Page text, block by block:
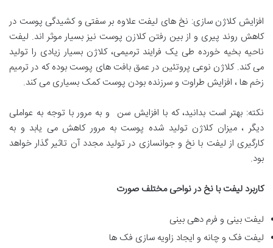
افزایش کلاژن سازی: نخ های لیفت علاوه بر سفتی و کشیدگی پوست در
کاهش روند پیری و از بین رفتن کلازن پوست نیز بسیار موثر اند. لیفت
ناحیه بخیه خورده طی یک فرایند ترمیمی، کلاژن بسیار زیادی را تولید
می کند. کلاژن نوعی پروتئین در عمق بافت های پوست بوده که در ترمیم
زخم ها ، افزایش طراوت و سرزنده بودن پوست کمک بسیاری می کند.
نکته: بهتر است بدانید، که با افزایش سن و به مرور با توجه به عواملی
دیگر ، میزان کلاژن تولید شده پوست به مرور کاهش می یابد و به
کارگیری از لیفت با نخ و جوانسازی در تولید مجدد آن تاثیر گذار خواهد
بود.
کاربرد لیفت با نخ در نواحی مختلف صورت
لیفت بینی و فرم دهی بینی
لیفت فک و چانه و ایجاد زاویه سازی فک ها